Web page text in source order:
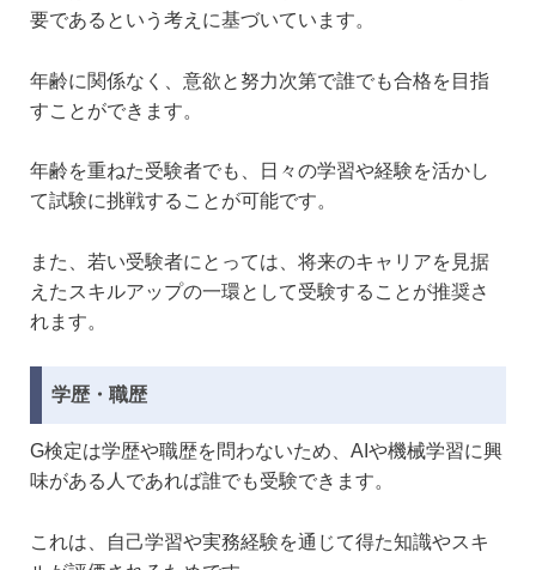
要であるという考えに基づいています。
年齢に関係なく、意欲と努力次第で誰でも合格を目指
すことができます。
年齢を重ねた受験者でも、日々の学習や経験を活かし
て試験に挑戦することが可能です。
また、若い受験者にとっては、将来のキャリアを見据
えたスキルアップの一環として受験することが推奨さ
れます。
学歴・職歴
G検定は学歴や職歴を問わないため、AIや機械学習に興
味がある人であれば誰でも受験できます。
これは、自己学習や実務経験を通じて得た知識やスキ